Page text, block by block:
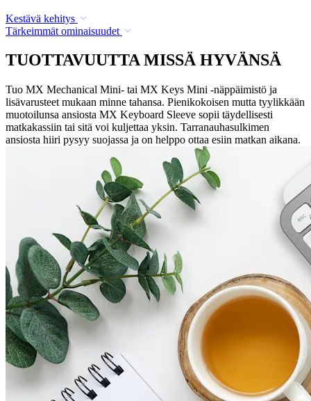
Kestävä kehitys
Tärkeimmät ominaisuudet
TUOTTAVUUTTA MISSÄ HYVÄNSÄ
Tuo MX Mechanical Mini- tai MX Keys Mini -näppäimistö ja
lisävarusteet mukaan minne tahansa. Pienikokoisen mutta tyylikkään
muotoilunsa ansiosta MX Keyboard Sleeve sopii täydellisesti
matkakassiin tai sitä voi kuljettaa yksin. Tarranauhasulkimen
ansiosta hiiri pysyy suojassa ja on helppo ottaa esiin matkan aikana.